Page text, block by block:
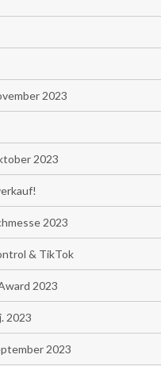
2023
2023
2023
& TikTok
2023
2023
2023